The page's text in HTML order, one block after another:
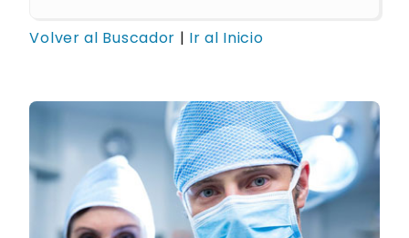
Volver al Buscador | Ir al Inicio